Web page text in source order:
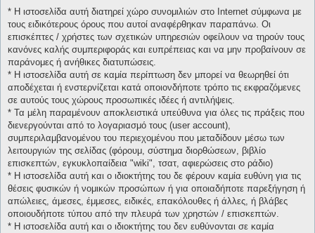
* H ιστοσελίδα αυτή διατηρεί χώρο συνομιλιών στο Internet σύμφωνα με
τους ειδικότερους όρους που αυτοί αναφέρθηκαν παραπάνω. Οι
επισκέπτες / χρήστες των σχετικών υπηρεσιών οφείλουν να τηρούν τους
κανόνες καλής συμπεριφοράς και ευπρέπειας και να μην προβαίνουν σε
παράνομες ή ανήθικες διατυπώσεις.
* H ιστοσελίδα αυτή σε καμία περίπτωση δεν μπορεί να θεωρηθεί ότι
αποδέχεται ή ενστερνίζεται κατά οποιονδήποτε τρόπο τις εκφραζόμενες
σε αυτούς τους χώρους προσωπικές ιδέες ή αντιλήψεις.
* Τα μέλη παραμένουν αποκλειστικά υπεύθυνα για όλες τις πράξεις που
διενεργούνται από το λογαριασμό τους (user account),
συμπεριλαμβανομένου του περιεχομένου που μεταδίδουν μέσω των
λειτουργιών της σελίδας (φόρουμ, σύστημα διορθώσεων, βιβλίο
επισκεπτών, εγκυκλοπαίδεια "wiki", τσατ, αφιερώσεις στο ράδιο)
* H ιστοσελίδα αυτή και ο ιδιοκτήτης του δε φέρουν καμία ευθύνη για τις
θέσεις φυσικών ή νομικών προσώπων ή για οποιαδήποτε παρεξήγηση ή
απώλειες, άμεσες, έμμεσες, ειδικές, επακόλουθες ή άλλες, ή βλάβες
οποιουδήποτε τύπου από την πλευρά των χρηστών / επισκεπτών.
* H ιστοσελίδα αυτή και ο ιδιοκτήτης του δεν ευθύνονται σε καμία